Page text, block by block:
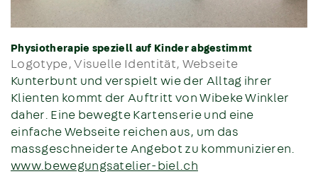
Physiotherapie speziell auf Kinder abgestimmt
Logotype, Visuelle Identität, Webseite
Kunterbunt und verspielt wie der Alltag ihrer
Klienten kommt der Auftritt von Wibeke Winkler
daher. Eine bewegte Kartenserie und eine
einfache Webseite reichen aus, um das
massgeschneiderte Angebot zu kommunizieren.
www.bewegungsatelier-biel.ch